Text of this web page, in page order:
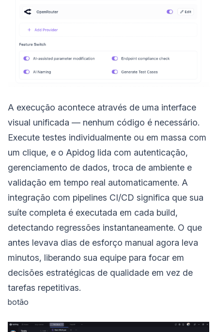
A execução acontece através de uma interface
visual unificada — nenhum código é necessário.
Execute testes individualmente ou em massa com
um clique, e o Apidog lida com autenticação,
gerenciamento de dados, troca de ambiente e
validação em tempo real automaticamente. A
integração com pipelines CI/CD significa que sua
suíte completa é executada em cada build,
detectando regressões instantaneamente. O que
antes levava dias de esforço manual agora leva
minutos, liberando sua equipe para focar em
decisões estratégicas de qualidade em vez de
tarefas repetitivas.
botão